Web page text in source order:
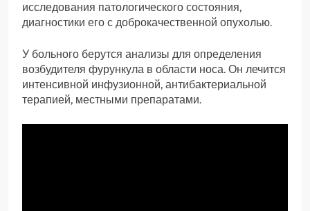
исследования патологического состояния,
диагностики его с доброкачественной опухолью.
У больного берутся анализы для определения
возбудителя фурункула в области носа. Он лечится
интенсивной инфузионной, антибактериальной
терапией, местными препаратами.